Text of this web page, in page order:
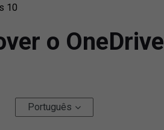
10
o
Português